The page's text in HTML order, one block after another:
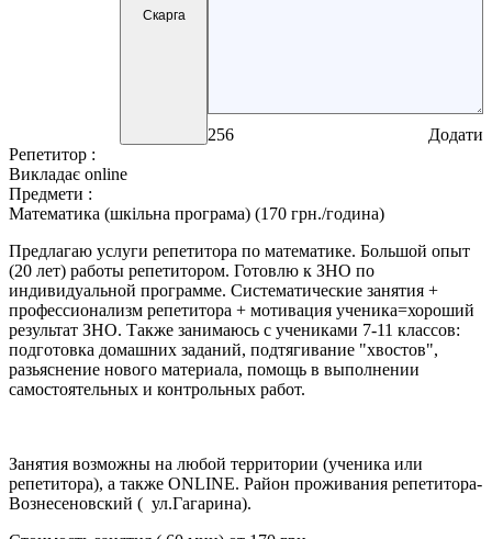
Скарга
256
Додати
Репетитор :
Викладає online
Предмети :
Математика (шкільна програма) (170 грн./година)
Предлагаю услуги репетитора по математике. Большой опыт
(20 лет) работы репетитором. Готовлю к ЗНО по
индивидуальной программе. Систематические занятия +
профессионализм репетитора + мотивация ученика=хороший
результат ЗНО. Также занимаюсь с учениками 7-11 классов:
подготовка домашних заданий, подтягивание "хвостов",
разьяснение нового материала, помощь в выполнении
самостоятельных и контрольных работ.
Занятия возможны на любой территории (ученика или
репетитора), а также ONLINE. Район проживания репетитора-
Вознесеновский ( ул.Гагарина).